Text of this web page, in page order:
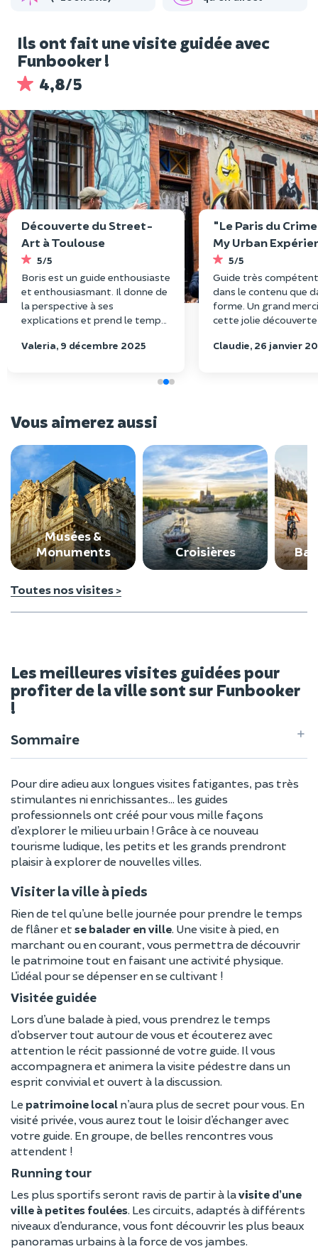
Ils ont fait une visite guidée avec
Funbooker !
4,8/5
Découverte du Street-
Art à Toulouse
5/5
Boris est un guide enthousiaste
et enthousiasmant. Il donne de
la perspective à ses
explications et prend le temps
nos questions. C’était
Valeria, 9 décembre 2025
"Le Paris du
My Urban
5/5
Guide très
dans le contenu que
forme. Un grand
cette jolie découverte
découvrir de
Claudie, 26 janvier
Vous aimerez aussi
Musées &
Monuments
Croisières
Toutes nos visites >
Les meilleures visites guidées pour
profiter de la ville sont sur Funbooker
!
Sommaire
Pour dire adieu aux longues visites fatigantes, pas très
stimulantes ni enrichissantes… les guides
professionnels ont créé pour vous mille façons
d’explorer le milieu urbain ! Grâce à ce nouveau
tourisme ludique, les petits et les grands prendront
plaisir à explorer de nouvelles villes.
Visiter la ville à pieds
Rien de tel qu’une belle journée pour prendre le temps
de flâner et se balader en ville . Une visite à pied, en
marchant ou en courant, vous permettra de découvrir
le patrimoine tout en faisant une activité physique.
L’idéal pour se dépenser en se cultivant !
Visitée guidée
Lors d’une balade à pied, vous prendrez le temps
d’observer tout autour de vous et écouterez avec
attention le récit passionné de votre guide. Il vous
accompagnera et animera la visite pédestre dans un
esprit convivial et ouvert à la discussion.
Le patrimoine local n’aura plus de secret pour vous. En
visité privée, vous aurez tout le loisir d’échanger avec
votre guide. En groupe, de belles rencontres vous
attendent !
Running tour
Les plus sportifs seront ravis de partir à lavisite d’une
ville à petites foulées . Les circuits, adaptés à différents
niveaux d’endurance, vous font découvrir les plus beaux
panoramas urbains à la force de vos jambes.